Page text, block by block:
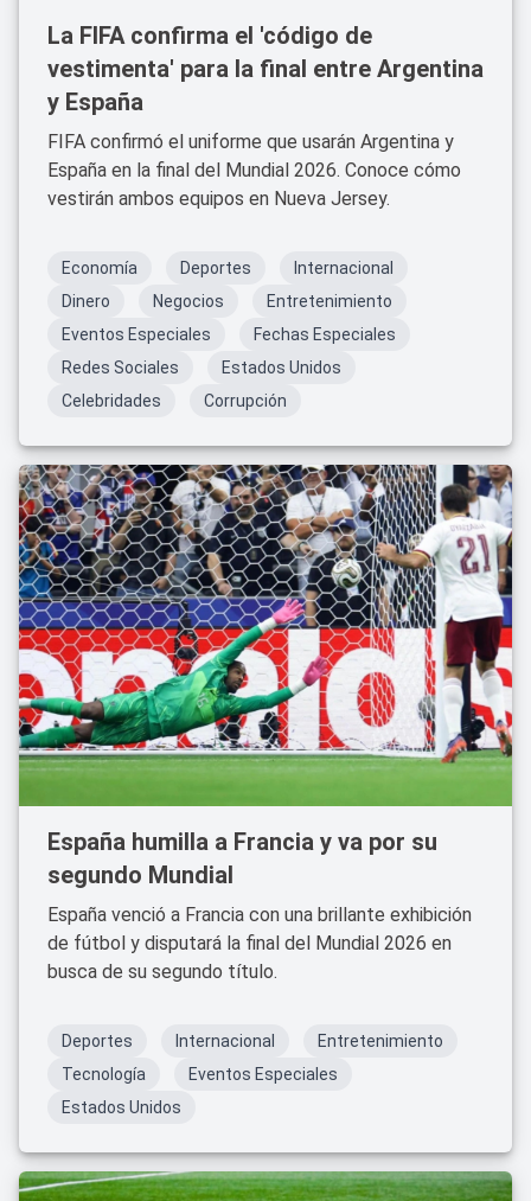
La FIFA confirma el 'código de
vestimenta' para la final entre Argentina
y España
FIFA confirmó el uniforme que usarán Argentina y
España en la final del Mundial 2026. Conoce cómo
vestirán ambos equipos en Nueva Jersey.
Economía Deportes
Internacional
Dinero
Negocios
Entretenimiento
Eventos Especiales
Fechas Especiales
Redes Sociales
Estados Unidos
Celebridades
Corrupción
España humilla a Francia y va por su
segundo Mundial
España venció a Francia con una brillante exhibición
de fútbol y disputará la final del Mundial 2026 en
busca de su segundo título.
Deportes Internacional
Entretenimiento
Tecnología
Eventos Especiales
Estados Unidos